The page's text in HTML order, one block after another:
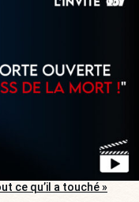
ce qu’il a touché »